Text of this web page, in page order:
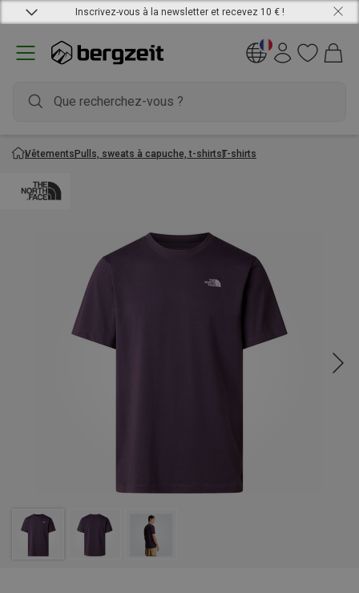
Inscrivez-vous à la newsletter et recevez 10 € !
VêtementsPulls, sweats à capuche, t-shirtsT-shirts